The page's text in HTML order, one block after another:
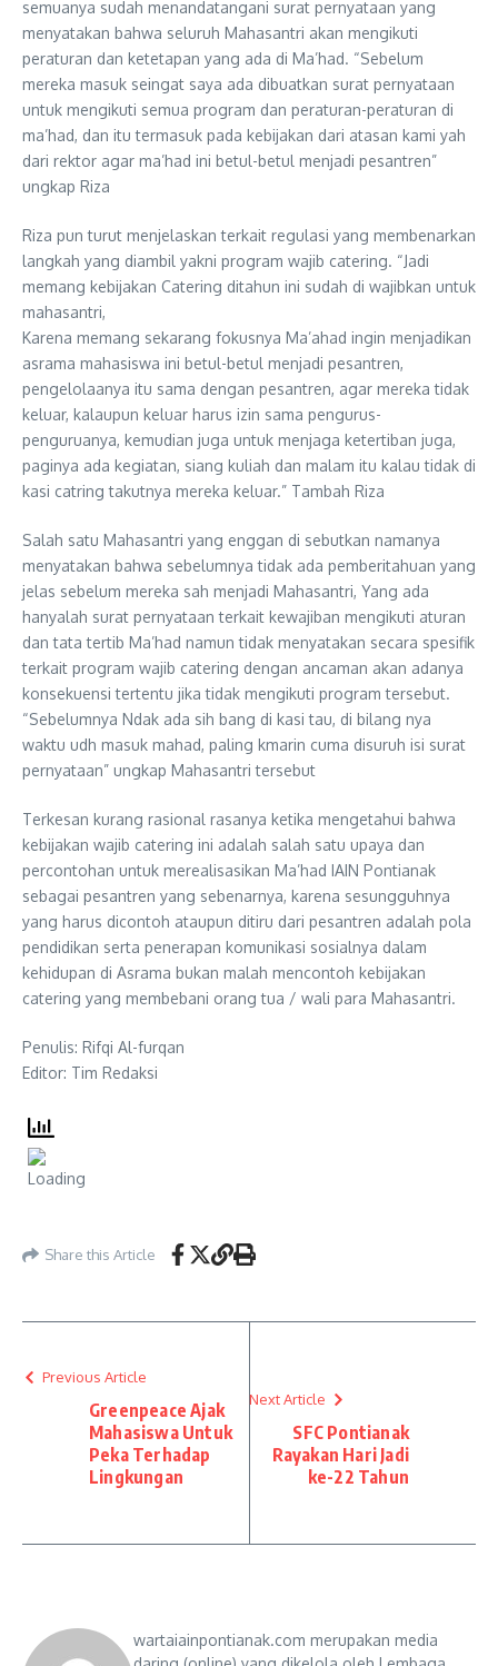
semuanya sudah menandatangani surat pernyataan yang
menyatakan bahwa seluruh Mahasantri akan mengikuti
peraturan dan ketetapan yang ada di Ma’had. “Sebelum
mereka masuk seingat saya ada dibuatkan surat pernyataan
untuk mengikuti semua program dan peraturan-peraturan di
ma’had, dan itu termasuk pada kebijakan dari atasan kami yah
dari rektor agar ma’had ini betul-betul menjadi pesantren”
ungkap Riza
Riza pun turut menjelaskan terkait regulasi yang membenarkan
langkah yang diambil yakni program wajib catering. “Jadi
memang kebijakan Catering ditahun ini sudah di wajibkan untuk
mahasantri,
Karena memang sekarang fokusnya Ma’ahad ingin menjadikan
asrama mahasiswa ini betul-betul menjadi pesantren,
pengelolaanya itu sama dengan pesantren, agar mereka tidak
keluar, kalaupun keluar harus izin sama pengurus-
penguruanya, kemudian juga untuk menjaga ketertiban juga,
paginya ada kegiatan, siang kuliah dan malam itu kalau tidak di
kasi catring takutnya mereka keluar.” Tambah Riza
Salah satu Mahasantri yang enggan di sebutkan namanya
menyatakan bahwa sebelumnya tidak ada pemberitahuan yang
jelas sebelum mereka sah menjadi Mahasantri, Yang ada
hanyalah surat pernyataan terkait kewajiban mengikuti aturan
dan tata tertib Ma’had namun tidak menyatakan secara spesifik
terkait program wajib catering dengan ancaman akan adanya
konsekuensi tertentu jika tidak mengikuti program tersebut.
“Sebelumnya Ndak ada sih bang di kasi tau, di bilang nya
waktu udh masuk mahad, paling kmarin cuma disuruh isi surat
pernyataan” ungkap Mahasantri tersebut
Terkesan kurang rasional rasanya ketika mengetahui bahwa
kebijakan wajib catering ini adalah salah satu upaya dan
percontohan untuk merealisasikan Ma’had IAIN Pontianak
sebagai pesantren yang sebenarnya, karena sesungguhnya
yang harus dicontoh ataupun ditiru dari pesantren adalah pola
pendidikan serta penerapan komunikasi sosialnya dalam
kehidupan di Asrama bukan malah mencontoh kebijakan
catering yang membebani orang tua / wali para Mahasantri.
Penulis: Rifqi Al-furqan
Editor: Tim Redaksi
Share this Article
Previous Article
Greenpeace Ajak
Mahasiswa Untuk
Peka Terhadap
Lingkungan
Next Article
SFC Pontianak
Rayakan Hari Jadi
ke-22 Tahun
wartaiainpontianak.com merupakan media